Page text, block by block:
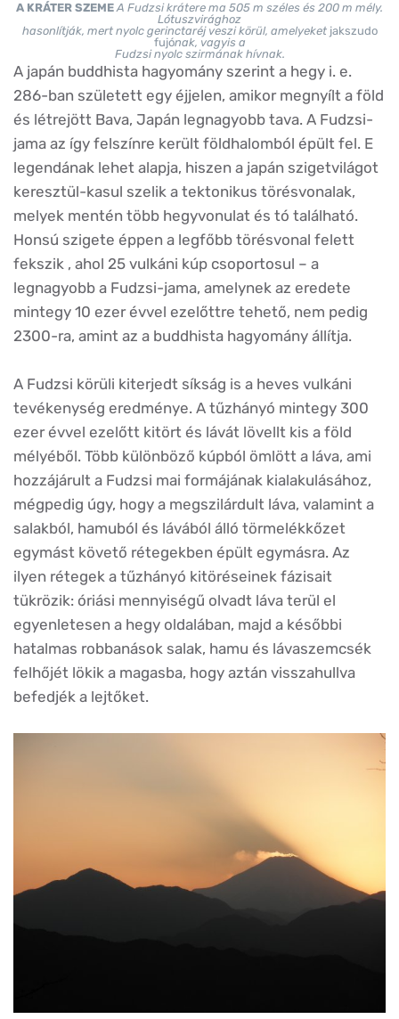
A KRÁTER SZEMEA Fudzsi krátere ma 505 m széles és 200 m mély.
Lótuszvirághoz
hasonlítják, mert nyolc gerinctaréj veszi körül, amelyeket jakszudo
fujónak, vagyis a
Fudzsi nyolc szirmának hívnak.
A japán buddhista hagyomány szerint a hegy i. e.
286-ban született egy éjjelen, amikor megnyílt a föld
és létrejött Bava, Japán legnagyobb tava. A Fudzsi-
jama az így felszínre került földhalomból épült fel. E
legendának lehet alapja, hiszen a japán szigetvilágot
keresztül-kasul szelik a tektonikus törésvonalak,
melyek mentén több hegyvonulat és tó található.
Honsú szigete éppen a legfőbb törésvonal felett
fekszik , ahol 25 vulkáni kúp csoportosul – a
legnagyobb a Fudzsi-jama, amelynek az eredete
mintegy 10 ezer évvel ezelőttre tehető, nem pedig
2300-ra, amint az a buddhista hagyomány állítja.
A Fudzsi körüli kiterjedt síkság is a heves vulkáni
tevékenység eredménye. A tűzhányó mintegy 300
ezer évvel ezelőtt kitört és lávát lövellt kis a föld
mélyéből. Több különböző kúpból ömlött a láva, ami
hozzájárult a Fudzsi mai formájának kialakulásához,
mégpedig úgy, hogy a megszilárdult láva, valamint a
salakból, hamuból és lávából álló törmelékkőzet
egymást követő rétegekben épült egymásra. Az
ilyen rétegek a tűzhányó kitöréseinek fázisait
tükrözik: óriási mennyiségű olvadt láva terül el
egyenletesen a hegy oldalában, majd a későbbi
hatalmas robbanások salak, hamu és lávaszemcsék
felhőjét lökik a magasba, hogy aztán visszahullva
befedjék a lejtőket.